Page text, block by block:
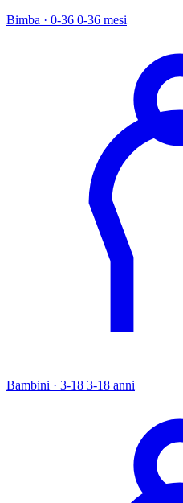
Bimba · 0-36 0-36 mesi
Bambini · 3-18 3-18 anni